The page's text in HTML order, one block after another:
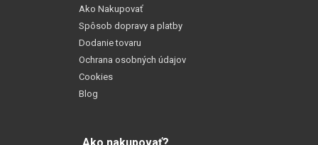
Ako Nakupovať
Spôsob dopravy a platby
Dodanie tovaru
Ochrana osobných údajov
Cookies
Blog